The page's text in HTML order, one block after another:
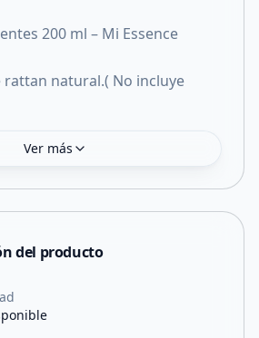
200 ml – Mi Essence
rattan natural.( No incluye
Ver más
del producto